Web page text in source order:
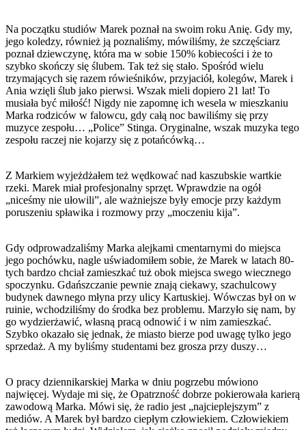
Na początku studiów Marek poznał na swoim roku Anię. Gdy my,
jego koledzy, również ją poznaliśmy, mówiliśmy, że szczęściarz
poznał dziewczynę, która ma w sobie 150% kobiecości i że to
szybko skończy się ślubem. Tak też się stało. Spośród wielu
trzymających się razem rówieśników, przyjaciół, kolegów, Marek i
Ania wzięli ślub jako pierwsi. Wszak mieli dopiero 21 lat! To
musiała być miłość! Nigdy nie zapomnę ich wesela w mieszkaniu
Marka rodziców w falowcu, gdy całą noc bawiliśmy się przy
muzyce zespołu… „Police” Stinga. Oryginalne, wszak muzyka tego
zespołu raczej nie kojarzy się z potańcówką…
Z Markiem wyjeżdżałem też wędkować nad kaszubskie wartkie
rzeki. Marek miał profesjonalny sprzęt. Wprawdzie na ogół
„niceśmy nie ułowili”, ale ważniejsze były emocje przy każdym
poruszeniu spławika i rozmowy przy „moczeniu kija”.
Gdy odprowadzaliśmy Marka alejkami cmentarnymi do miejsca
jego pochówku, nagle uświadomiłem sobie, że Marek w latach 80-
tych bardzo chciał zamieszkać tuż obok miejsca swego wiecznego
spoczynku. Gdańszczanie pewnie znają ciekawy, szachulcowy
budynek dawnego młyna przy ulicy Kartuskiej. Wówczas był on w
ruinie, wchodziliśmy do środka bez problemu. Marzyło się nam, by
go wydzierżawić, własną pracą odnowić i w nim zamieszkać.
Szybko okazało się jednak, że miasto bierze pod uwagę tylko jego
sprzedaż. A my byliśmy studentami bez grosza przy duszy…
O pracy dziennikarskiej Marka w dniu pogrzebu mówiono
najwięcej. Wydaje mi się, że Opatrzność dobrze pokierowała karierą
zawodową Marka. Mówi się, że radio jest „najcieplejszym” z
mediów. A Marek był bardzo ciepłym człowiekiem. Człowiekiem